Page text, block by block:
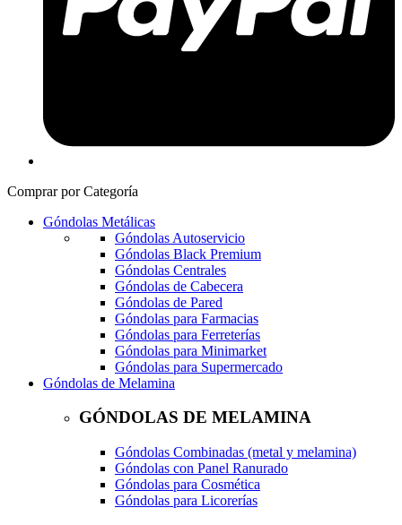
Comprar por Categoría
Góndolas Metálicas
Góndolas Autoservicio
Góndolas Black Premium
Góndolas Centrales
Góndolas de Cabecera
Góndolas de Pared
Góndolas para Farmacias
Góndolas para Ferreterías
Góndolas para Minimarket
Góndolas para Supermercado
Góndolas de Melamina
GÓNDOLAS DE MELAMINA
Góndolas Combinadas (metal y melamina)
Góndolas con Panel Ranurado
Góndolas para Cosmética
Góndolas para Licorerías